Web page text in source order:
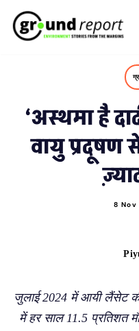
Skip
‘अस्थमा है
वायु प्रदूषण
8 Nov
जुलाई 2024 में आयी लैंसेट की
में हर साल 11.5 प्रतिशत